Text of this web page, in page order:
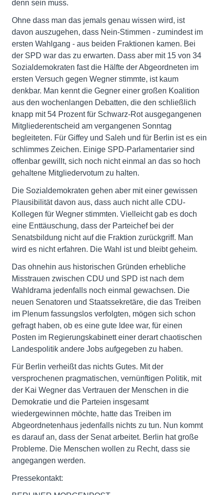
denn sein muss.
Ohne dass man das jemals genau wissen wird, ist
davon auszugehen, dass Nein-Stimmen - zumindest im
ersten Wahlgang - aus beiden Fraktionen kamen. Bei
der SPD war das zu erwarten. Dass aber mit 15 von 34
Sozialdemokraten fast die Hälfte der Abgeordneten im
ersten Versuch gegen Wegner stimmte, ist kaum
denkbar. Man kennt die Gegner einer großen Koalition
aus den wochenlangen Debatten, die den schließlich
knapp mit 54 Prozent für Schwarz-Rot ausgegangenen
Mitgliederentscheid am vergangenen Sonntag
begleiteten. Für Giffey und Saleh und für Berlin ist es ein
schlimmes Zeichen. Einige SPD-Parlamentarier sind
offenbar gewillt, sich noch nicht einmal an das so hoch
gehaltene Mitgliedervotum zu halten.
Die Sozialdemokraten gehen aber mit einer gewissen
Plausibilität davon aus, dass auch nicht alle CDU-
Kollegen für Wegner stimmten. Vielleicht gab es doch
eine Enttäuschung, dass der Parteichef bei der
Senatsbildung nicht auf die Fraktion zurückgriff. Man
wird es nicht erfahren. Die Wahl ist und bleibt geheim.
Das ohnehin aus historischen Gründen erhebliche
Misstrauen zwischen CDU und SPD ist nach dem
Wahldrama jedenfalls noch einmal gewachsen. Die
neuen Senatoren und Staatssekretäre, die das Treiben
im Plenum fassungslos verfolgten, mögen sich schon
gefragt haben, ob es eine gute Idee war, für einen
Posten im Regierungskabinett einer derart chaotischen
Landespolitik andere Jobs aufgegeben zu haben.
Für Berlin verheißt das nichts Gutes. Mit der
versprochenen pragmatischen, vernünftigen Politik, mit
der Kai Wegner das Vertrauen der Menschen in die
Demokratie und die Parteien insgesamt
wiedergewinnen möchte, hatte das Treiben im
Abgeordnetenhaus jedenfalls nichts zu tun. Nun kommt
es darauf an, dass der Senat arbeitet. Berlin hat große
Probleme. Die Menschen wollen zu Recht, dass sie
angegangen werden.
Pressekontakt: